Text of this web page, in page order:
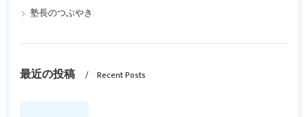
塾長のつぶやき
最近の投稿 Recent Posts